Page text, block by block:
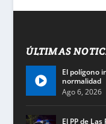
ÚLTIMAS
El polígono
normalidad
Ago 6, 2026
El PP de